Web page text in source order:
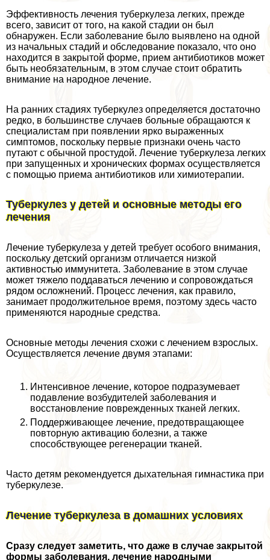
Эффективность лечения туберкулеза легких, прежде
всего, зависит от того, на какой стадии он был
обнаружен. Если заболевание было выявлено на одной
из начальных стадий и обследование показало, что оно
находится в закрытой форме, прием антибиотиков может
быть необязательным, в этом случае стоит обратить
внимание на народное лечение.
На ранних стадиях туберкулез определяется достаточно
редко, в большинстве случаев больные обращаются к
специалистам при появлении ярко выраженных
симптомов, поскольку первые признаки очень часто
путают с обычной простудой. Лечение туберкулеза легких
при запущенных и хронических формах осуществляется
с помощью приема антибиотиков или химиотерапии.
Туберкулез у детей и основные методы его
лечения
Лечение туберкулеза у детей требует особого внимания,
поскольку детский организм отличается низкой
активностью иммунитета. Заболевание в этом случае
может тяжело поддаваться лечению и сопровождаться
рядом осложнений. Процесс лечения, как правило,
занимает продолжительное время, поэтому здесь часто
применяются народные средства.
Основные методы лечения схожи с лечением взрослых.
Осуществляется лечение двумя этапами:
Интенсивное лечение, которое подразумевает
подавление возбудителей заболевания и
восстановление поврежденных тканей легких.
Поддерживающее лечение, предотвращающее
повторную активацию болезни, а также
способствующее регенерации тканей.
Часто детям рекомендуется дыхательная гимнастика при
туберкулезе.
Лечение туберкулеза в домашних условиях
Сразу следует заметить, что даже в случае закрытой
формы заболевания, лечение народными